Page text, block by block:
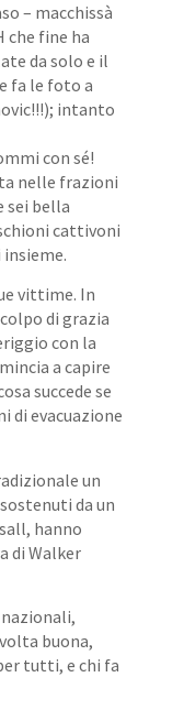
– macchissà
che fine ha
da solo e il
fa le foto a
intanto
con sé!
nelle frazioni
sei bella
cattivoni
vittime. In
di grazia
con la
a capire
succede se
di evacuazione
un
da un
hanno
di Walker
buona,
tutti, e chi fa